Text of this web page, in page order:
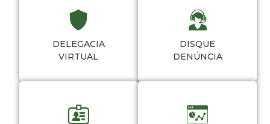
DELEGACIA
VIRTUAL
DISQUE
DENÚNCIA